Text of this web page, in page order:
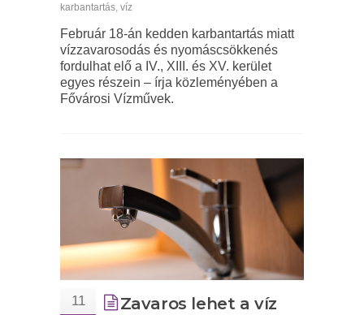
karbantartás víz
Február 18-án kedden karbantartás miatt
vízzavarosodás és nyomáscsökkenés
fordulhat elő a IV., XIII. és XV. kerület
egyes részein – írja közleményében a
Fővárosi Vízművek.
11
Zavaros lehet a víz